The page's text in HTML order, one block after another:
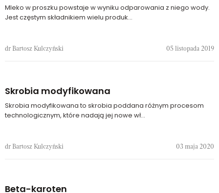
Mleko w proszku powstaje w wyniku odparowania z niego wody.
Jest częstym składnikiem wielu produk...
dr Bartosz Kulczyński 05 listopada 2019
Skrobia modyfikowana
Skrobia modyfikowana to skrobia poddana różnym procesom
technologicznym, które nadają jej nowe wł...
dr Bartosz Kulczyński 03 maja 2020
Beta-karoten